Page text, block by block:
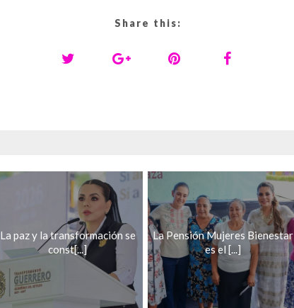
Share this:
La paz y la transformación se
const[...]
La Pensión Mujeres Bienestar
es el [...]